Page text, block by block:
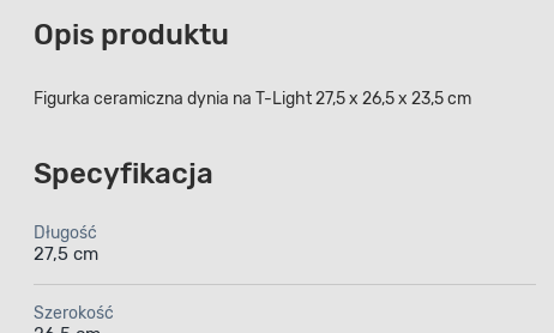
Opis produktu
Figurka ceramiczna dynia na T-Light 27,5 x 26,5 x 23,5 cm
Specyfikacja
Długość
27,5 cm
Szerokość